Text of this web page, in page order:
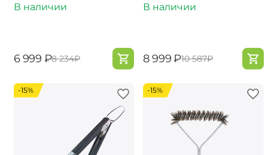
В наличии
‍6 999‍ ₽‍8 234‍₽
В наличии
‍8 999‍₽‍10 587‍₽
-15% -15%